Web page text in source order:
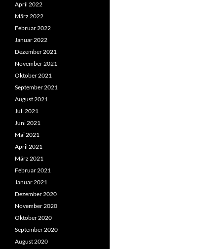
April 2022
März 2022
Februar 2022
Januar 2022
Dezember 2021
November 2021
Oktober 2021
September 2021
August 2021
Juli 2021
Juni 2021
Mai 2021
April 2021
März 2021
Februar 2021
Januar 2021
Dezember 2020
November 2020
Oktober 2020
September 2020
August 2020